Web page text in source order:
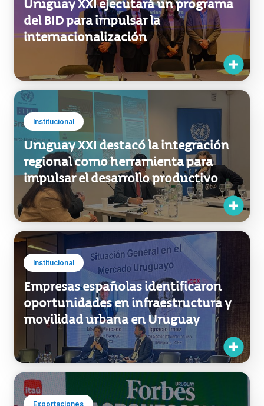
Inicio Noticias Uruguay XXI
Ordenar por: Más nuevo a
más antiguo
Institucional
Uruguay XXI ejecutará un programa
del BID para impulsar la
internacionalización
Institucional
Uruguay XXI destacó la integración
regional como herramienta para
impulsar el desarrollo productivo
Institucional
Empresas españolas identificaron